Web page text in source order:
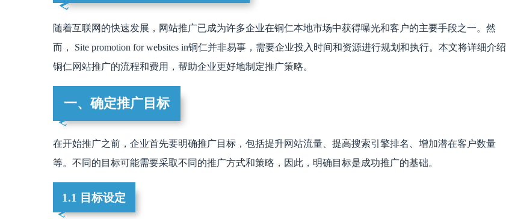
随着互联网的快速发展，网站推广已成为许多企业在铜仁本地市场中获得曝光和客户的主要手段之一。然
而， Site promotion for websites in铜仁并非易事，需要企业投入时间和资源进行规划和执行。本文将详细介绍
铜仁网站推广的流程和费用，帮助企业更好地制定推广策略。
一、确定推广目标
在开始推广之前，企业首先要明确推广目标，包括提升网站流量、提高搜索引擎排名、增加潜在客户数量
等。不同的目标可能需要采取不同的推广方式和策略，因此，明确目标是成功推广的基础。
1.1 目标设定